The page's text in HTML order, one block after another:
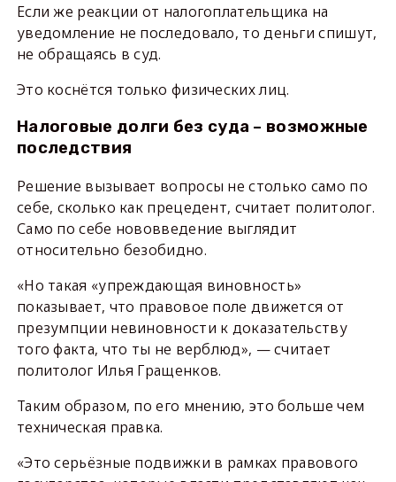
Если же реакции от налогоплательщика на
уведомление не последовало, то деньги спишут,
не обращаясь в суд.
Это коснётся только физических лиц.
Налоговые долги без суда – возможные
последствия
Решение вызывает вопросы не столько само по
себе, сколько как прецедент, считает политолог.
Само по себе нововведение выглядит
относительно безобидно.
«Но такая «упреждающая виновность»
показывает, что правовое поле движется от
презумпции невиновности к доказательству
того факта, что ты не верблюд», — считает
политолог Илья Гращенков.
Таким образом, по его мнению, это больше чем
техническая правка.
«Это серьёзные подвижки в рамках правового